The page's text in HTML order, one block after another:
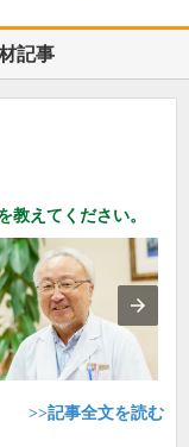
記事
えてください。
>>記事全文を読む